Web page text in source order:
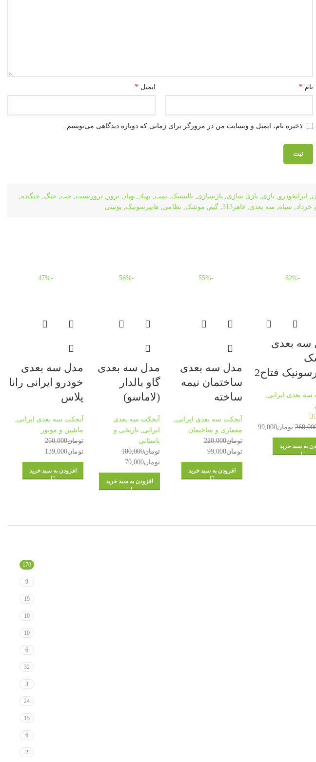
نام * ایمیل *
ذخیره نام، ایمیل و وبسایت من در مرورگر برای زمانی که دوباره دیدگاهی می‌نویسم.
ایرانخودرو بازی بازی سازی بازیسازی بالستیک بمب پهباد پهپاد ترور تروریست جت جنگ جنگنده
سپاه سه بعدی قاهر313 گیم موشک نظامی هایپرسونیک یونیتی
-62%
سه بعدی
فتاح2
سه بعدی ایرانی
تومان99,000
به سبد خرید
-55%
مدل سه بعدی
ساختمان نیمه
ساخته
آبجکت سه بعدی ایرانی
معماری و ساختمان
تومان220,000
تومان99,000
افزودن به سبد خرید
-56%
مدل سه بعدی
گاو بالدار
(لاماسو)
آبجکت سه بعدی
ایرانی تاریخی و
باستانی
تومان180,000
تومان79,000
افزودن به سبد خرید
-47%
مدل سه بعدی
خودرو ایرانی رانا
پلاس
آبجکت سه بعدی ایرانی
ماشین و موتور
تومان260,000
تومان139,000
افزودن به سبد خرید
170
9
19
10
10
6
32
3
24
15
6
2